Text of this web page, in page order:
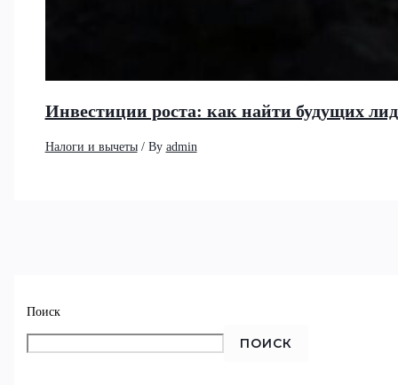
Поиск
ПОИСК
Инвестиции роста: как найти будущих
Налоги и вычеты/ By admin